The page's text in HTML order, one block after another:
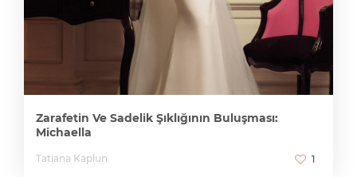
Zarafetin Ve Sadelik Şıklığının Buluşması:
Michaella
Tatiana Kaplun 1